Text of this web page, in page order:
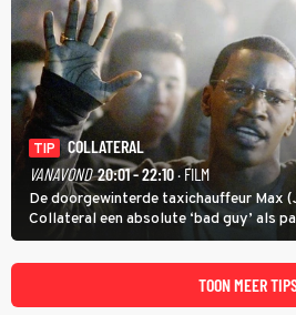
TIP
COLLATERAL
VANAVOND 20:01 - 22:10· FILM
De doorgewinterde taxichauffeur Max
Collateral een absolute ‘bad guy’ als
Cruise) heeft hem nodig om hem de
wel heel lugubere reden.
TOON MEER